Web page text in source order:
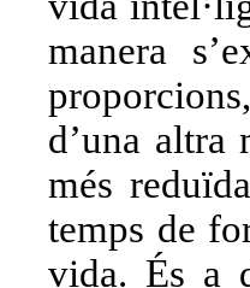
manera
d’una altra
més
temps de
vida. És a